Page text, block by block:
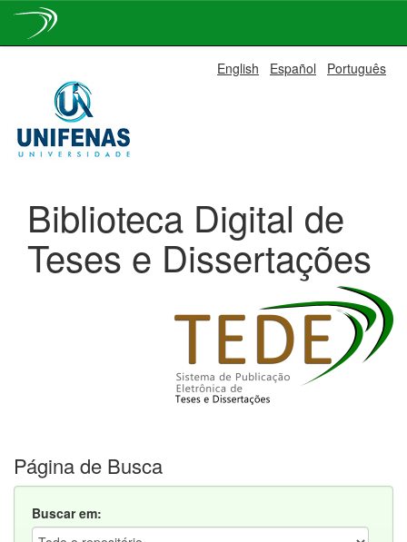
navigation
English Español Português
Biblioteca Digital de
Teses e Dissertações
Página de Busca
Buscar em: